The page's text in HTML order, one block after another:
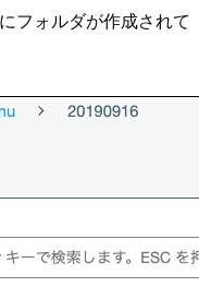
フォルダが作成されて